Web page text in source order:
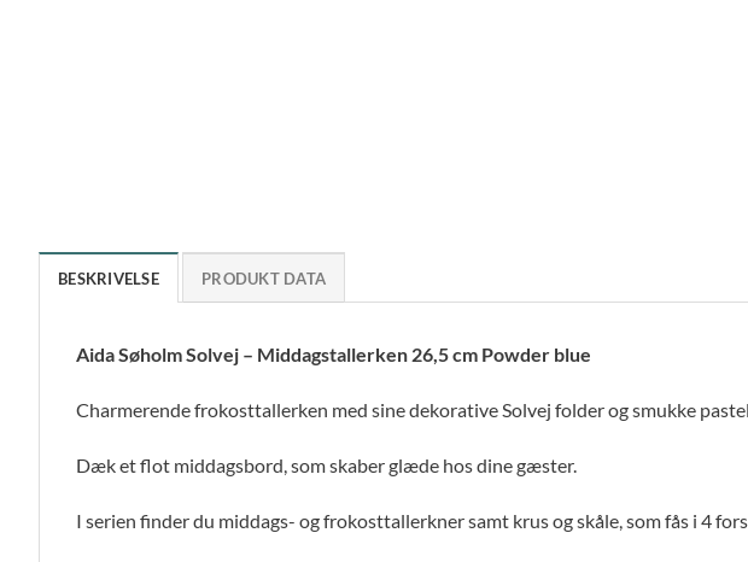
BESKRIVELSE PRODUKT DATA
Aida Søholm Solvej – Middagstallerken 26,5 cm Powder blue
Charmerende frokosttallerken med sine dekorative Solvej folder og smukke
Dæk et flot middagsbord, som skaber glæde hos dine gæster.
I serien finder du middags- og frokosttallerkner samt krus og skåle, som fås i 4